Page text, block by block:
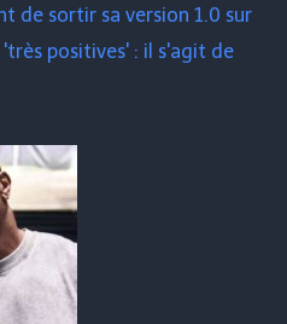
de sortir sa version 1.0 sur
positives' : il s'agit de